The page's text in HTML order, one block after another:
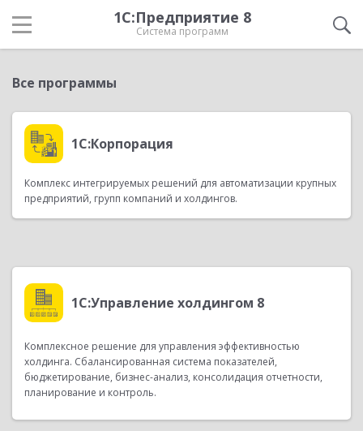
1С:Предприятие 8
Система программ
Все программы
1С:Корпорация
Комплекс интегрируемых решений для автоматизации крупных
предприятий, групп компаний и холдингов.
1С:Управление холдингом 8
Комплексное решение для управления эффективностью
холдинга. Сбалансированная система показателей,
бюджетирование, бизнес-анализ, консолидация отчетности,
планирование и контроль.